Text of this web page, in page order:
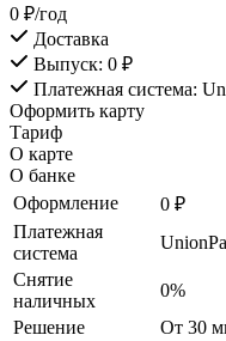
0 ₽/год
Доставка
Выпуск: 0 ₽
Платежная система:
Оформить карту
Тариф
О карте
О банке
Оформление
0 ₽
Платежная
система
Снятие
наличных
0%
Решение
От 30